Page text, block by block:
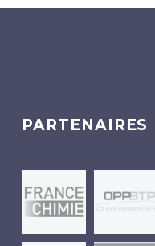
PARTENAIRES